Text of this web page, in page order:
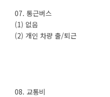
07. 통근버스
(1) 없음
(2) 개인 차량 출/퇴근
08. 교통비